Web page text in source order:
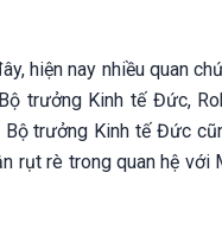
hiện nay nhiều quan
trưởng Kinh tế Đức,
trưởng Kinh tế Đức
rụt rè trong quan hệ với